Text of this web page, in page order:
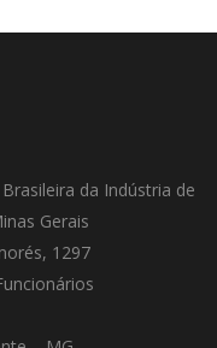
da Indústria de
Gerais
1297